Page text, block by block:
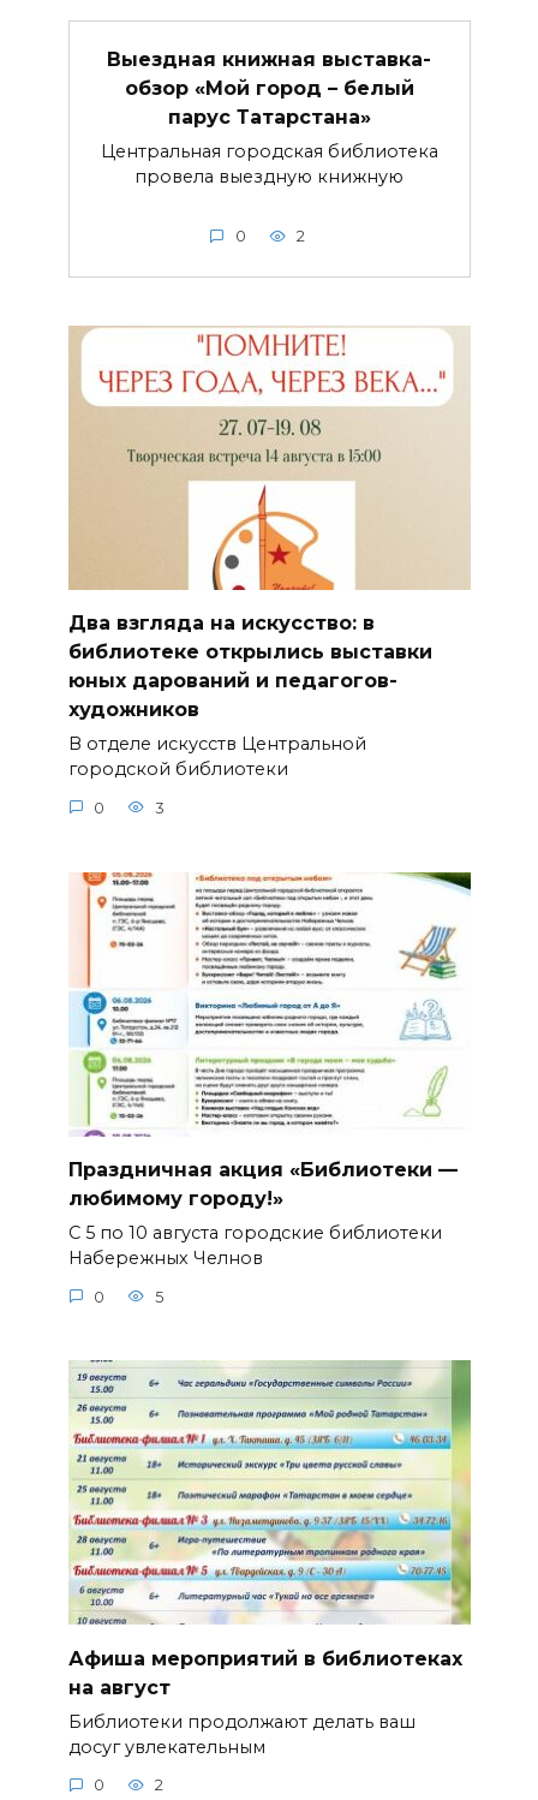
Выездная книжная выставка-
обзор «Мой город – белый
парус Татарстана»
Центральная городская библиотека
провела выездную книжную
0 2
Два взгляда на искусство: в
библиотеке открылись выставки
юных дарований и педагогов-
художников
В отделе искусств Центральной
городской библиотеки
0 3
Праздничная акция «Библиотеки —
любимому городу!»
С 5 по 10 августа городские библиотеки
Набережных Челнов
0 5
Афиша мероприятий в библиотеках
на август
Библиотеки продолжают делать ваш
досуг увлекательным
0 2